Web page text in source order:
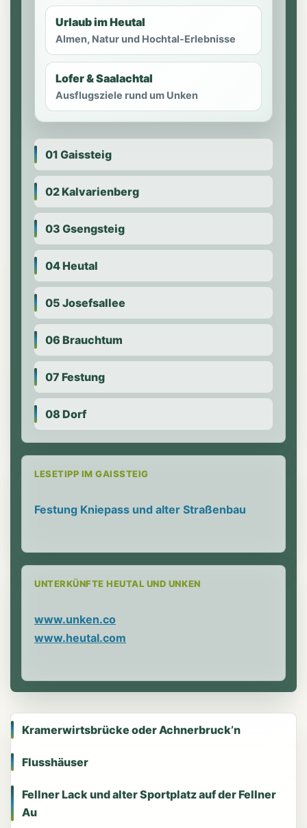
Urlaub im Heutal
Almen, Natur und Hochtal-Erlebnisse
Lofer & Saalachtal
Ausflugsziele rund um Unken
01 Gaissteig
02 Kalvarienberg
03 Gsengsteig
04 Heutal
05 Josefsallee
06 Brauchtum
07 Festung
08 Dorf
LESETIPP IM GAISSTEIG
Festung Kniepass und alter Straßenbau
UNTERKÜNFTE HEUTAL UND UNKEN
www.unken.co
www.heutal.com
Kramerwirtsbrücke oder Achnerbruck’n
Flusshäuser
Fellner Lack und alter Sportplatz auf der Fellner
Au